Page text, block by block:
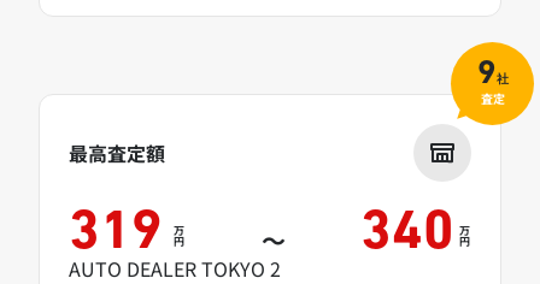
最高査定額
319 万
円 ～ 340 万
円
AUTO DEALER TOKYO 2
9社
査定